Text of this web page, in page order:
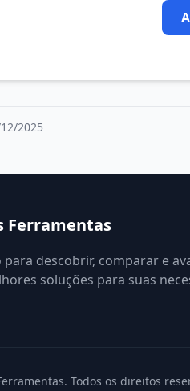
2025
Ferramentas
descobrir, comparar e
soluções para suas
Todos os direitos